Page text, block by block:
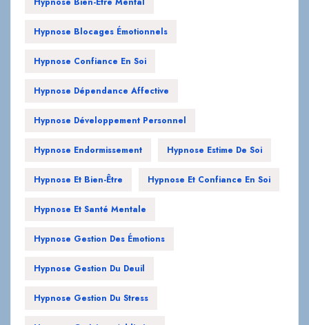
Hypnose Blocages Émotionnels
Hypnose Confiance En Soi
Hypnose Dépendance Affective
Hypnose Développement Personnel
Hypnose Endormissement Hypnose Estime De Soi
Hypnose Et Bien-Être Hypnose Et Confiance En Soi
Hypnose Et Santé Mentale
Hypnose Gestion Des Émotions
Hypnose Gestion Du Deuil
Hypnose Gestion Du Stress